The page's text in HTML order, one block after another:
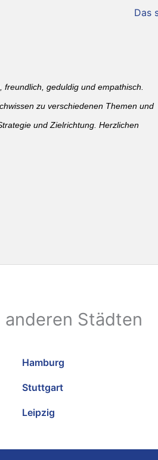
Das
geduldig und empathisch.
zu verschiedenen Themen und
und Zielrichtung. Herzlichen
Städten
Hamburg
Stuttgart
Leipzig